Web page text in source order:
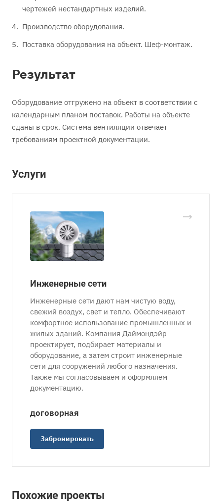
чертежей нестандартных изделий.
Производство оборудования.
Поставка оборудования на объект. Шеф-монтаж.
Результат
Оборудование отгружено на объект в соответствии с
календарным планом поставок. Работы на объекте
сданы в срок. Система вентиляции отвечает
требованиям проектной документации.
Услуги
Инженерные сети
Инженерные сети дают нам чистую воду,
свежий воздух, свет и тепло. Обеспечивают
комфортное использование промышленных и
жилых зданий. Компания Даймондэйр
проектирует, подбирает материалы и
оборудование, а затем строит инженерные
сети для сооружений любого назначения.
Также мы согласовываем и оформляем
документацию.
договорная
Забронировать
Похожие проекты